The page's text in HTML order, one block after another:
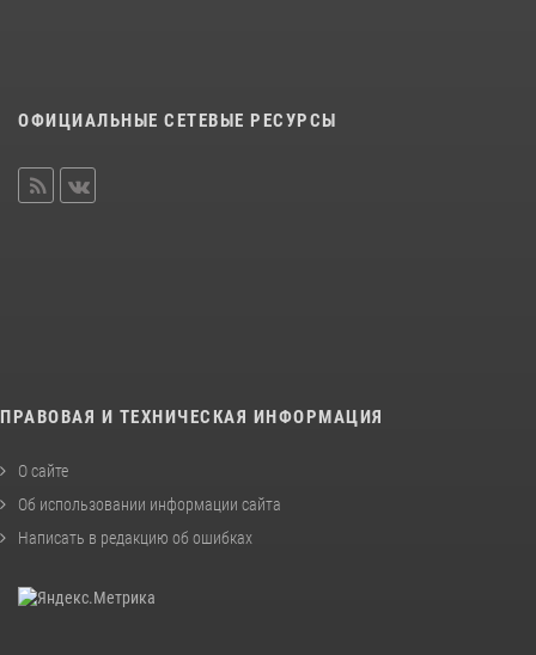
ОФИЦИАЛЬНЫЕ СЕТЕВЫЕ РЕСУРСЫ
ПРАВОВАЯ И ТЕХНИЧЕСКАЯ ИНФОРМАЦИЯ
О сайте
Об использовании информации сайта
Написать в редакцию об ошибках